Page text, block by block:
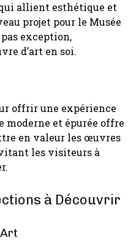
allient esthétique et
projet pour le Musée
exception,
d’art en soi.
offrir une expérience
moderne et épurée offre
en valeur les œuvres
les visiteurs à
à Découvrir